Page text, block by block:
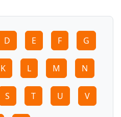
D E F G
K L M N
S T U V